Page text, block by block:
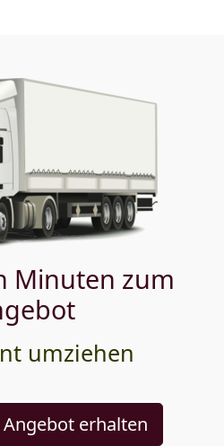
Minuten zum
umziehen
erhalten